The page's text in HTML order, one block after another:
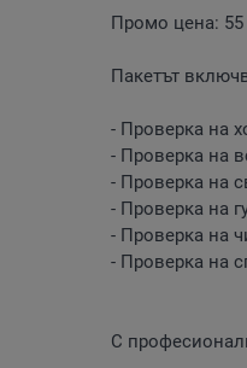
Промо цена: 55
Пакетът
- Проверка на
- Проверка на
- Проверка на
- Проверка на
- Проверка на
- Проверка на
С